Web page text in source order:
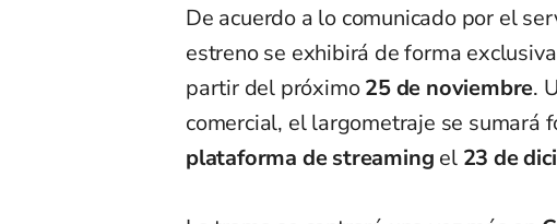
De acuerdo a lo comunicado por el
estreno se exhibirá de forma
partir del próximo25 de noviembre.
comercial, el largometraje se
plataforma de streaming el 23 de